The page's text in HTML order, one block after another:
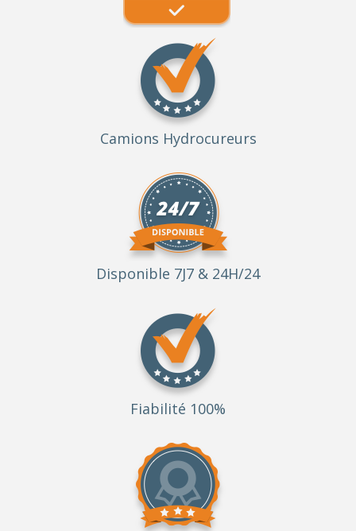
Camions Hydrocureurs
Disponible 7J7 & 24H/24
Fiabilité 100%